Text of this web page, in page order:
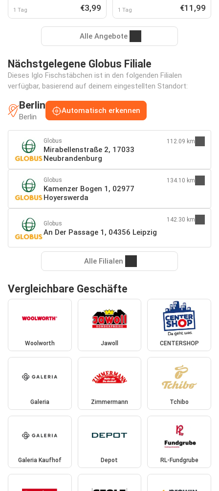
1 Tag €3,99 1 Tag €11,99
Alle Angebote
Nächstgelegene Globus Filiale
Dieses Iglo Fischstäbchen ist in den folgenden Filialen
verfügbar, basierend auf deinem eingestellten Standort:
Berlin
Berlin
Automatisch erkennen
Globus
Mirabellenstraße 2, 17033
Neubrandenburg
112.09 km
Globus
Kamenzer Bogen 1, 02977
Hoyerswerda
134.10 km
Globus
An Der Passage 1, 04356 Leipzig
142.30 km
Alle Filialen
Vergleichbare Geschäfte
Woolworth Jawoll CENTERSHOP
Galeria Zimmermann Tchibo
Galeria Kaufhof Depot RL-Fundgrube